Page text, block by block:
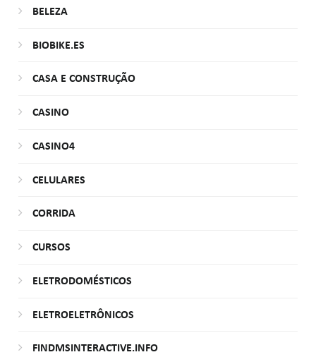
BELEZA
BIOBIKE.ES
CASA E CONSTRUÇÃO
CASINO
CASINO4
CELULARES
CORRIDA
CURSOS
ELETRODOMÉSTICOS
ELETROELETRÔNICOS
FINDMSINTERACTIVE.INFO